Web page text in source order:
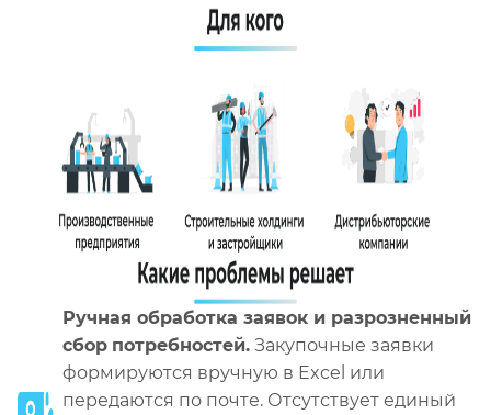
Ручная обработка заявок и разрозненный
сбор потребностей. Закупочные заявки
формируются вручную в Excel или
передаются по почте. Отсутствует единый